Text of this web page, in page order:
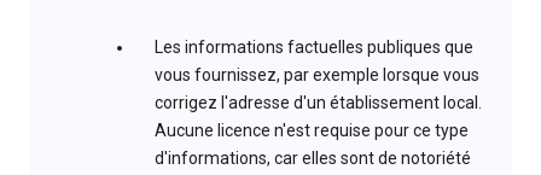
Les informations factuelles publiques que
vous fournissez, par exemple lorsque vous
corrigez l'adresse d'un établissement local.
Aucune licence n'est requise pour ce type
d'informations, car elles sont de notoriété